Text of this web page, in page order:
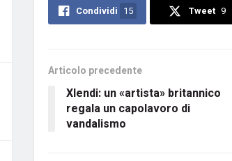
Condividi 15 Tweet 9
Articolo precedente
Xlendi: un «artista» britannico
regala un capolavoro di
vandalismo